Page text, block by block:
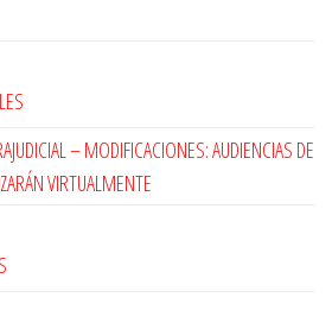
– MODIFICACIONES: AUDIENCIAS DE
VIRTUALMENTE